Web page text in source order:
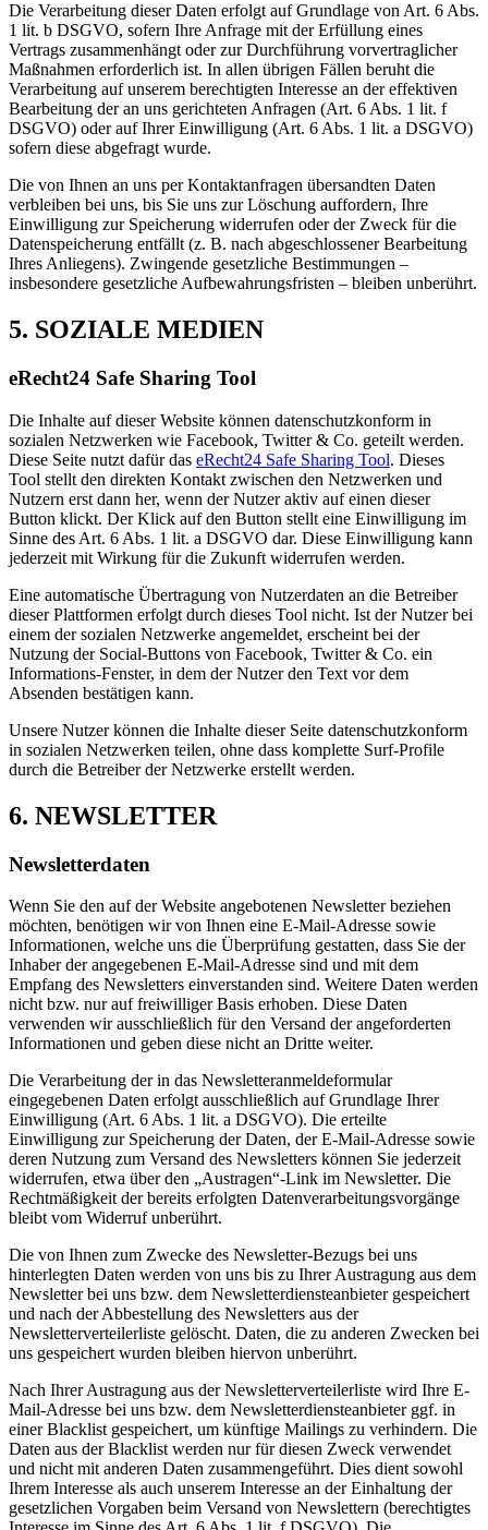
Die Verarbeitung dieser Daten erfolgt auf Grundlage von Art. 6 Abs.
1 lit. b DSGVO, sofern Ihre Anfrage mit der Erfüllung eines
Vertrags zusammenhängt oder zur Durchführung vorvertraglicher
Maßnahmen erforderlich ist. In allen übrigen Fällen beruht die
Verarbeitung auf unserem berechtigten Interesse an der effektiven
Bearbeitung der an uns gerichteten Anfragen (Art. 6 Abs. 1 lit. f
DSGVO) oder auf Ihrer Einwilligung (Art. 6 Abs. 1 lit. a DSGVO)
sofern diese abgefragt wurde.
Die von Ihnen an uns per Kontaktanfragen übersandten Daten
verbleiben bei uns, bis Sie uns zur Löschung auffordern, Ihre
Einwilligung zur Speicherung widerrufen oder der Zweck für die
Datenspeicherung entfällt (z. B. nach abgeschlossener Bearbeitung
Ihres Anliegens). Zwingende gesetzliche Bestimmungen –
insbesondere gesetzliche Aufbewahrungsfristen – bleiben unberührt.
5. SOZIALE MEDIEN
eRecht24 Safe Sharing Tool
Die Inhalte auf dieser Website können datenschutzkonform in
sozialen Netzwerken wie Facebook, Twitter & Co. geteilt werden.
Diese Seite nutzt dafür das eRecht24 Safe Sharing Tool. Dieses
Tool stellt den direkten Kontakt zwischen den Netzwerken und
Nutzern erst dann her, wenn der Nutzer aktiv auf einen dieser
Button klickt. Der Klick auf den Button stellt eine Einwilligung im
Sinne des Art. 6 Abs. 1 lit. a DSGVO dar. Diese Einwilligung kann
jederzeit mit Wirkung für die Zukunft widerrufen werden.
Eine automatische Übertragung von Nutzerdaten an die Betreiber
dieser Plattformen erfolgt durch dieses Tool nicht. Ist der Nutzer bei
einem der sozialen Netzwerke angemeldet, erscheint bei der
Nutzung der Social-Buttons von Facebook, Twitter & Co. ein
Informations-Fenster, in dem der Nutzer den Text vor dem
Absenden bestätigen kann.
Unsere Nutzer können die Inhalte dieser Seite datenschutzkonform
in sozialen Netzwerken teilen, ohne dass komplette Surf-Profile
durch die Betreiber der Netzwerke erstellt werden.
6. NEWSLETTER
Newsletterdaten
Wenn Sie den auf der Website angebotenen Newsletter beziehen
möchten, benötigen wir von Ihnen eine E-Mail-Adresse sowie
Informationen, welche uns die Überprüfung gestatten, dass Sie der
Inhaber der angegebenen E-Mail-Adresse sind und mit dem
Empfang des Newsletters einverstanden sind. Weitere Daten werden
nicht bzw. nur auf freiwilliger Basis erhoben. Diese Daten
verwenden wir ausschließlich für den Versand der angeforderten
Informationen und geben diese nicht an Dritte weiter.
Die Verarbeitung der in das Newsletteranmeldeformular
eingegebenen Daten erfolgt ausschließlich auf Grundlage Ihrer
Einwilligung (Art. 6 Abs. 1 lit. a DSGVO). Die erteilte
Einwilligung zur Speicherung der Daten, der E-Mail-Adresse sowie
deren Nutzung zum Versand des Newsletters können Sie jederzeit
widerrufen, etwa über den „Austragen“-Link im Newsletter. Die
Rechtmäßigkeit der bereits erfolgten Datenverarbeitungsvorgänge
bleibt vom Widerruf unberührt.
Die von Ihnen zum Zwecke des Newsletter-Bezugs bei uns
hinterlegten Daten werden von uns bis zu Ihrer Austragung aus dem
Newsletter bei uns bzw. dem Newsletterdiensteanbieter gespeichert
und nach der Abbestellung des Newsletters aus der
Newsletterverteilerliste gelöscht. Daten, die zu anderen Zwecken bei
uns gespeichert wurden bleiben hiervon unberührt.
Nach Ihrer Austragung aus der Newsletterverteilerliste wird Ihre E-
Mail-Adresse bei uns bzw. dem Newsletterdiensteanbieter ggf. in
einer Blacklist gespeichert, um künftige Mailings zu verhindern. Die
Daten aus der Blacklist werden nur für diesen Zweck verwendet
und nicht mit anderen Daten zusammengeführt. Dies dient sowohl
Ihrem Interesse als auch unserem Interesse an der Einhaltung der
gesetzlichen Vorgaben beim Versand von Newslettern (berechtigtes